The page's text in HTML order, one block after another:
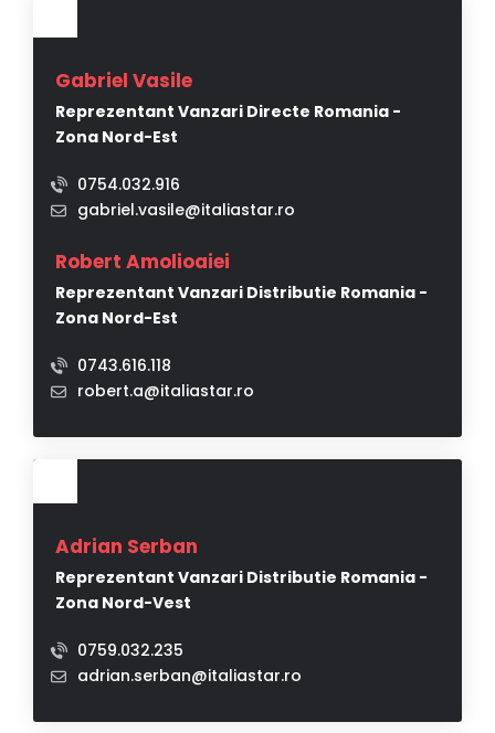
Gabriel Vasile
Reprezentant Vanzari Directe Romania -
Zona Nord-Est
0754.032.916
gabriel.vasile@italiastar.ro
Robert Amolioaiei
Reprezentant Vanzari Distributie Romania -
Zona Nord-Est
0743.616.118
robert.a@italiastar.ro
Adrian Serban
Reprezentant Vanzari Distributie Romania -
Zona Nord-Vest
0759.032.235
adrian.serban@italiastar.ro